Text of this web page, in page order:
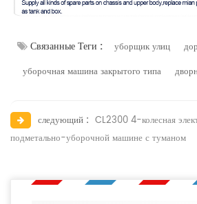
Связанные Теги : уборщик улиц
уборочная машина закрытого типа
следующий : CL2300 4-колесная
подметально-уборочной машине с туманом